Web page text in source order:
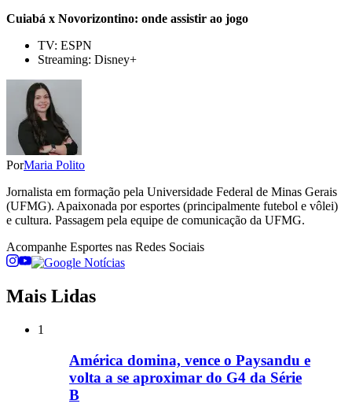
Cuiabá x Novorizontino: onde assistir ao jogo
TV: ESPN
Streaming: Disney+
PorMaria Polito
Jornalista em formação pela Universidade Federal de Minas Gerais
(UFMG). Apaixonada por esportes (principalmente futebol e vôlei)
e cultura. Passagem pela equipe de comunicação da UFMG.
Acompanhe Esportes nas Redes Sociais
Mais Lidas
1
América domina, vence o Paysandu e
volta a se aproximar do G4 da Série
B